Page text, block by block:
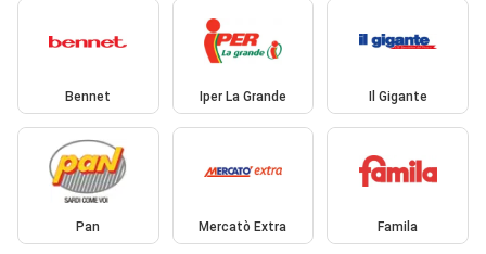
Bennet Iper La Grande Il Gigante
Pan Mercatò Extra Famila